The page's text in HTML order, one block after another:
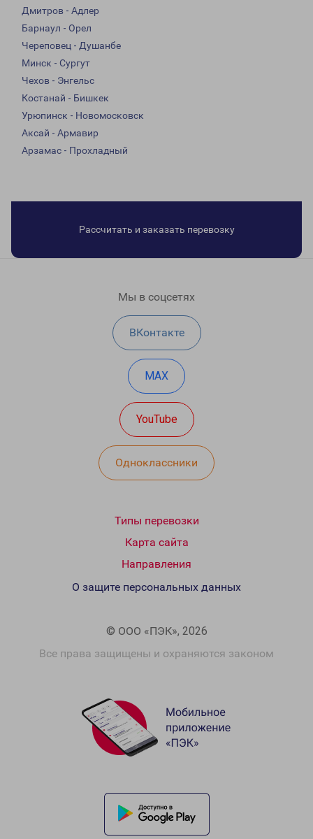
Дмитров - Адлер
Барнаул - Орел
Череповец - Душанбе
Минск - Сургут
Чехов - Энгельс
Костанай - Бишкек
Урюпинск - Новомосковск
Аксай - Армавир
Арзамас - Прохладный
Рассчитать и заказать перевозку
Мы в соцсетях
ВКонтакте
MAX
YouTube
Одноклассники
Типы перевозки
Карта сайта
Направления
© ООО «ПЭК», 2026
Все права защищены и охраняются законом
О защите персональных данных